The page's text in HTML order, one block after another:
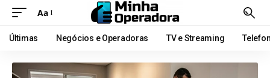
Aa
Últimas Negócios e Operadoras TV e Streaming